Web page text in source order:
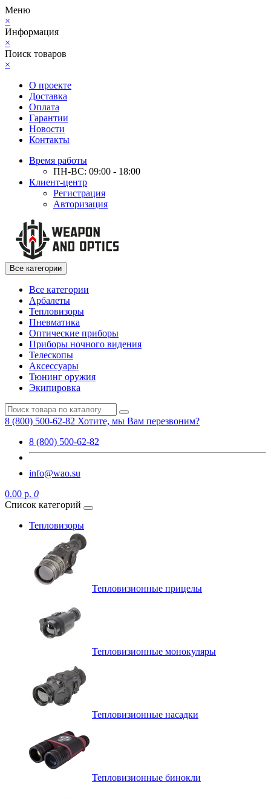
Меню
×
Информация
×
Поиск товаров
×
О проекте
Доставка
Оплата
Гарантии
Новости
Контакты
Время работы
ПН-ВС: 09:00 - 18:00
Клиент-центр
Регистрация
Авторизация
Все категории
Все категории
Арбалеты
Тепловизоры
Пневматика
Оптические приборы
Приборы ночного видения
Телескопы
Аксессуары
Тюнинг оружия
Экипировка
8 (800) 500-62-82 Хотите, мы Вам перезвоним?
8 (800) 500-62-82
info@wao.su
0.00 р. 0
Список категорий
Тепловизоры
Тепловизионные прицелы
Тепловизионные монокуляры
Тепловизионные насадки
Тепловизионные бинокли